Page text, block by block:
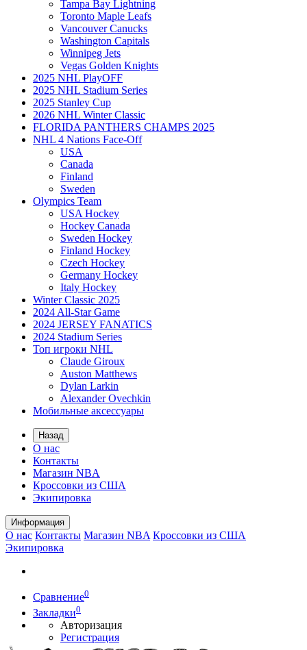
Tampa Bay Lightning
Toronto Maple Leafs
Vancouver Canucks
Washington Capitals
Winnipeg Jets
Vegas Golden Knights
2025 NHL PlayOFF
2025 NHL Stadium Series
2025 Stanley Cup
2026 NHL Winter Classic
FLORIDA PANTHERS CHAMPS 2025
NHL 4 Nations Face-Off
USA
Canada
Finland
Sweden
Olympics Team
USA Hockey
Hockey Canada
Sweden Hockey
Finland Hockey
Czech Hockey
Germany Hockey
Italy Hockey
Winter Classic 2025
2024 All-Star Game
2024 JERSEY FANATICS
2024 Stadium Series
Топ игроки NHL
Claude Giroux
Auston Matthews
Dylan Larkin
Alexander Ovechkin
Мобильные аксессуары
Назад
О нас
Контакты
Магазин NBA
Кроссовки из США
Экипировка
Информация
О нас Контакты Магазин NBA Кроссовки из США
Экипировка
Сравнение0
Закладки0
Авторизация
Регистрация